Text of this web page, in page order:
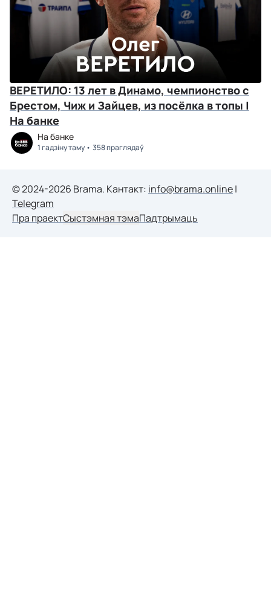
ВЕРЕТИЛО: 13 лет в Динамо, чемпионство с
Брестом, Чиж и Зайцев, из посёлка в топы |
На банке
На банке
1 гадзіну таму 358 праглядаў
© 2024-2026 Brama. Кантакт: info@brama.online|
Telegram
Пра праектСыстэмная тэмаПадтрымаць